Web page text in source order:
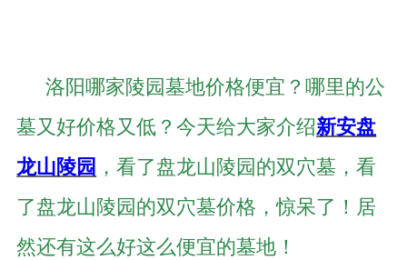
洛阳哪家陵园墓地价格便宜？哪里的公
墓又好价格又低？今天给大家介绍新安盘
龙山陵园 ，看了盘龙山陵园的双穴墓，看
了盘龙山陵园的双穴墓价格，惊呆了！居
然还有这么好这么便宜的墓地！